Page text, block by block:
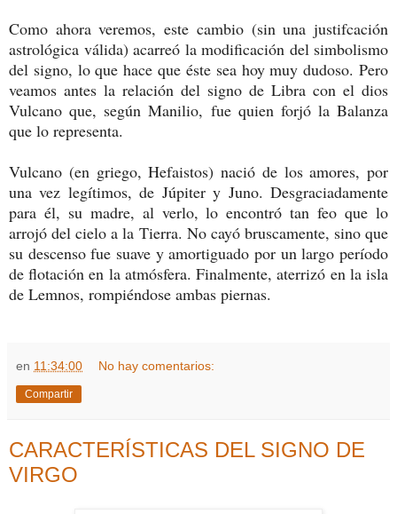
Como ahora veremos, este cambio (sin una justifcación
astrológica válida) acarreó la modificación del simbolismo
del signo, lo que hace que éste sea hoy muy dudoso. Pero
veamos antes la relación del signo de Libra con el dios
Vulcano que, según Manilio, fue quien forjó la Balanza
que lo representa.
Vulcano (en griego, Hefaistos) nació de los amores, por
una vez legítimos, de Júpiter y Juno. Desgraciadamente
para él, su madre, al verlo, lo encontró tan feo que lo
arrojó del cielo a la Tierra. No cayó bruscamente, sino que
su descenso fue suave y amortiguado por un largo período
de flotación en la atmósfera. Finalmente, aterrizó en la isla
de Lemnos, rompiéndose ambas piernas.
en 11:34:00 No hay comentarios:
Compartir
CARACTERÍSTICAS DEL SIGNO DE
VIRGO